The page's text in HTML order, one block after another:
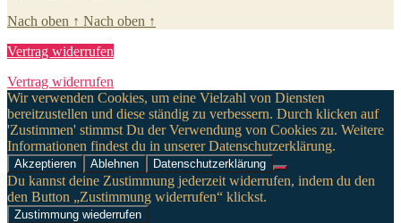
Nach oben ↑ Nach oben ↑
Vertrag widerrufen
Vertrag widerrufen
Wir verwenden Cookies, um eine Vielzahl von Diensten
bereitzustellen und diese ständig zu verbessern. Durch klicken auf
'Zustimmen' stimmst Du der Verwendung von Cookies zu. Weitere
Informationen findest du in unserer Datenschutzerklärung.
Akzeptieren Ablehnen Datenschutzerklärung
Du kannst deine Zustimmung jederzeit widerrufen, indem du den
den Button „Zustimmung widerrufen“ klickst.
Zustimmung wiederrufen